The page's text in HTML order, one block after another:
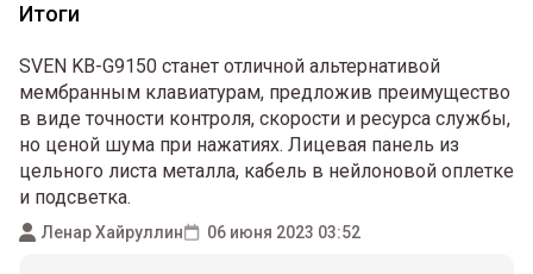
Итоги
SVEN KB-G9150 станет отличной альтернативой
мембранным клавиатурам, предложив преимущество
в виде точности контроля, скорости и ресурса службы,
но ценой шума при нажатиях. Лицевая панель из
цельного листа металла, кабель в нейлоновой оплетке
и подсветка.
Ленар Хайруллин 06 июня 2023 03:52